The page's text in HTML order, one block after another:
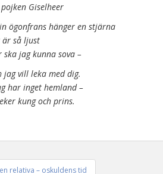
Giselheer
ögonfrans hänger en stjärna
är så ljust
ska jag kunna sova –
jag vill leka med dig.
har inget hemland –
kung och prins.
relativa – oskuldens tid